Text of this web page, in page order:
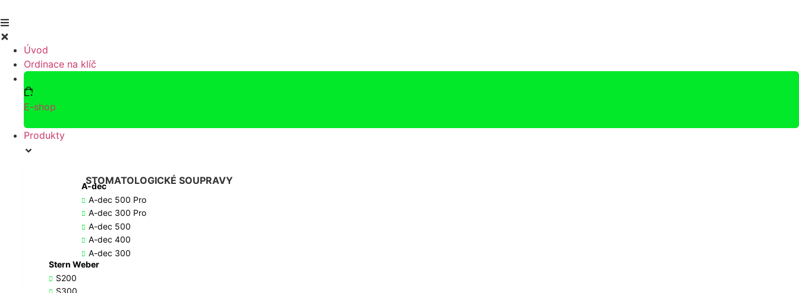
k
obsahu
Úvod
Ordinace na klíč
E-shop
Produkty
STOMATOLOGICKÉ SOUPRAVY
A-dec
A-dec 500 Pro
A-dec 300 Pro
A-dec 500
A-dec 400
A-dec 300
Stern Weber
S200